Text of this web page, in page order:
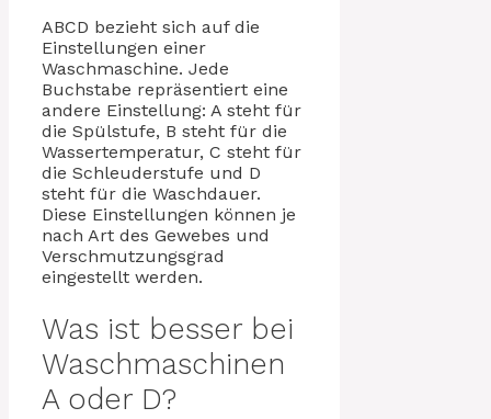
ABCD bezieht sich auf die
Einstellungen einer
Waschmaschine. Jede
Buchstabe repräsentiert eine
andere Einstellung: A steht für
die Spülstufe, B steht für die
Wassertemperatur, C steht für
die Schleuderstufe und D
steht für die Waschdauer.
Diese Einstellungen können je
nach Art des Gewebes und
Verschmutzungsgrad
eingestellt werden.
Was ist besser bei
Waschmaschinen
A oder D?